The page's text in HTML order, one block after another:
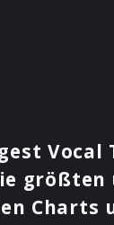
Vocal
Charts